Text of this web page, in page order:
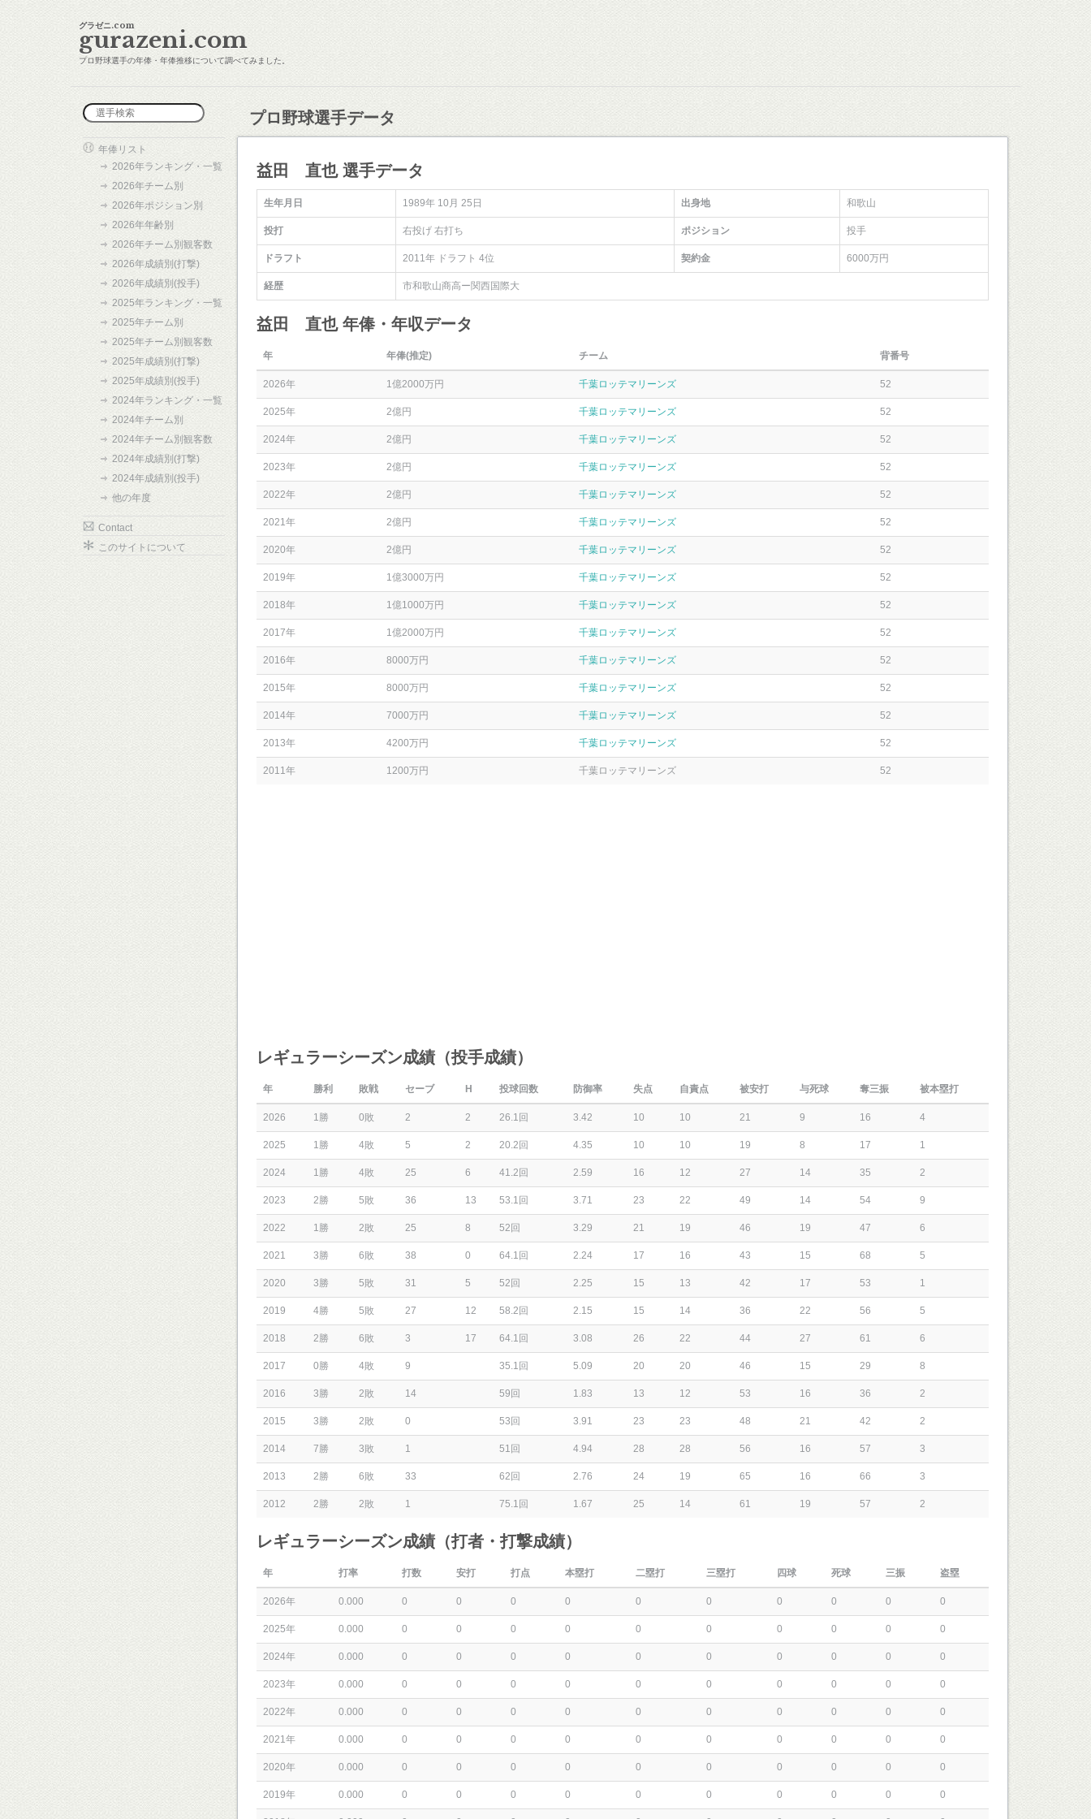
グラゼニ.com
gurazeni.com
プロ野球選手の年俸・年俸推移について調べてみました。
年俸リスト
2026年ランキング・一覧
2026年チーム別
2026年ポジション別
2026年年齢別
2026年チーム別観客数
2026年成績別(打撃)
2026年成績別(投手)
2025年ランキング・一覧
2025年チーム別
2025年チーム別観客数
2025年成績別(打撃)
2025年成績別(投手)
2024年ランキング・一覧
2024年チーム別
2024年チーム別観客数
2024年成績別(打撃)
2024年成績別(投手)
他の年度
Contact
このサイトについて
プロ野球選手データ
益田 直也 選手データ
生年月日 1989年 10月 25日 出身地 和歌山
投打 右投げ 右打ち ポジション 投手
ドラフト 2011年 ドラフト 4位 契約金 6000万円
経歴 市和歌山商高ー関西国際大
益田 直也 年俸・年収データ
年 年俸(推定) チーム 背番号
2026年 1億2000万円 千葉ロッテマリーンズ 52
2025年 2億円 千葉ロッテマリーンズ 52
2024年 2億円 千葉ロッテマリーンズ 52
2023年 2億円 千葉ロッテマリーンズ 52
2022年 2億円 千葉ロッテマリーンズ 52
2021年 2億円 千葉ロッテマリーンズ 52
2020年 2億円 千葉ロッテマリーンズ 52
2019年 1億3000万円 千葉ロッテマリーンズ 52
2018年 1億1000万円 千葉ロッテマリーンズ 52
2017年 1億2000万円 千葉ロッテマリーンズ 52
2016年 8000万円 千葉ロッテマリーンズ 52
2015年 8000万円 千葉ロッテマリーンズ 52
2014年 7000万円 千葉ロッテマリーンズ 52
2013年 4200万円 千葉ロッテマリーンズ 52
2011年 1200万円 千葉ロッテマリーンズ 52
レギュラーシーズン成績（投手成績）
年 勝利 敗戦 セーブ H 投球回数 防御率 失点 自責点 被安打 与死球 奪三振 被本塁打
2026 1勝 0敗 2 2 26.1回 3.42 10 10 21 9 16 4
2025 1勝 4敗 5 2 20.2回 4.35 10 10 19 8 17 1
2024 1勝 4敗 25 6 41.2回 2.59 16 12 27 14 35 2
2023 2勝 5敗 36 13 53.1回 3.71 23 22 49 14 54 9
2022 1勝 2敗 25 8 52回 3.29 21 19 46 19 47 6
2021 3勝 6敗 38 0 64.1回 2.24 17 16 43 15 68 5
2020 3勝 5敗 31 5 52回 2.25 15 13 42 17 53 1
2019 4勝 5敗 27 12 58.2回 2.15 15 14 36 22 56 5
2018 2勝 6敗 3 17 64.1回 3.08 26 22 44 27 61 6
2017 0勝 4敗 9 35.1回 5.09 20 20 46 15 29 8
2016 3勝 2敗 14 59回 1.83 13 12 53 16 36 2
2015 3勝 2敗 0 53回 3.91 23 23 48 21 42 2
2014 7勝 3敗 1 51回 4.94 28 28 56 16 57 3
2013 2勝 6敗 33 62回 2.76 24 19 65 16 66 3
2012 2勝 2敗 1 75.1回 1.67 25 14 61 19 57 2
レギュラーシーズン成績（打者・打撃成績）
年 打率 打数 安打 打点 本塁打 二塁打 三塁打 四球 死球 三振 盗塁
2026年 0.000 0 0 0 0 0 0 0 0 0 0
2025年 0.000 0 0 0 0 0 0 0 0 0 0
2024年 0.000 0 0 0 0 0 0 0 0 0 0
2023年 0.000 0 0 0 0 0 0 0 0 0 0
2022年 0.000 0 0 0 0 0 0 0 0 0 0
2021年 0.000 0 0 0 0 0 0 0 0 0 0
2020年 0.000 0 0 0 0 0 0 0 0 0 0
2019年 0.000 0 0 0 0 0 0 0 0 0 0